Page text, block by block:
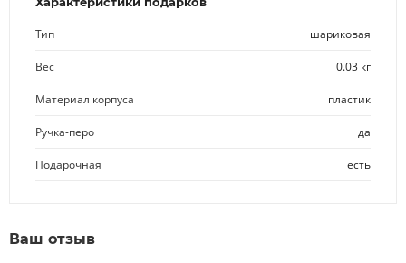
Тип шариковая
Вес 0.03 кг
Материал корпуса пластик
Ручка-перо да
Подарочная есть
Ваш отзыв